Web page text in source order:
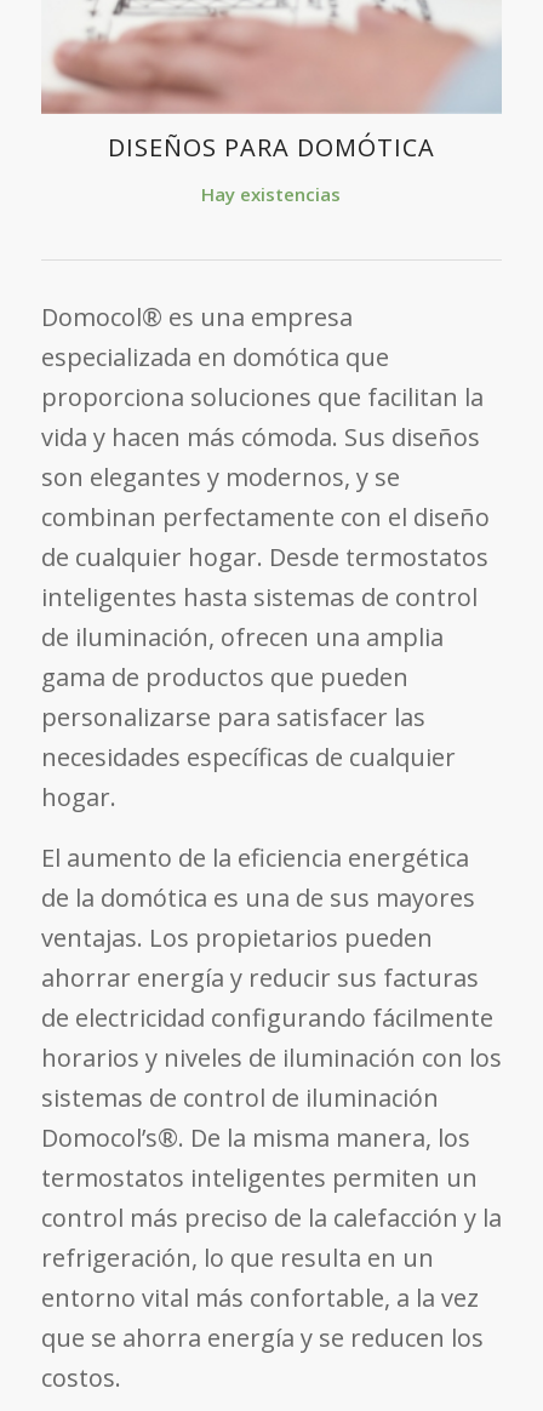
DISEÑOS PARA DOMÓTICA
Hay existencias
Domocol® es una empresa
especializada en domótica que
proporciona soluciones que facilitan la
vida y hacen más cómoda. Sus diseños
son elegantes y modernos, y se
combinan perfectamente con el diseño
de cualquier hogar. Desde termostatos
inteligentes hasta sistemas de control
de iluminación, ofrecen una amplia
gama de productos que pueden
personalizarse para satisfacer las
necesidades específicas de cualquier
hogar.
El aumento de la eficiencia energética
de la domótica es una de sus mayores
ventajas. Los propietarios pueden
ahorrar energía y reducir sus facturas
de electricidad configurando fácilmente
horarios y niveles de iluminación con los
sistemas de control de iluminación
Domocol’s®. De la misma manera, los
termostatos inteligentes permiten un
control más preciso de la calefacción y la
refrigeración, lo que resulta en un
entorno vital más confortable, a la vez
que se ahorra energía y se reducen los
costos.